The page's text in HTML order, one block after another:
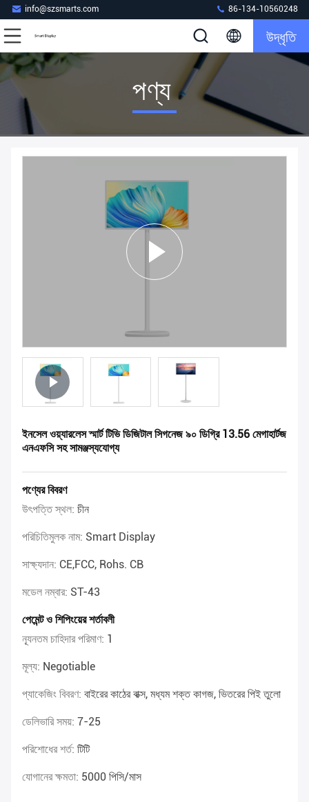
info@szsmarts.com 86-134-10560248
উদ্ধৃতি
পণ্য
ইনসেল ওয়্যারলেস স্মার্ট টিভি ডিজিটাল সিগনেজ ৯০ ডিগ্রি 13.56 মেগাহার্টজ
এনএফসি সহ সামঞ্জস্যযোগ্য
পণ্যের বিবরণ
উৎপত্তি স্থল: চীন
পরিচিতিমুলক নাম: Smart Display
সাক্ষ্যদান: CE,FCC, Rohs. CB
মডেল নম্বার: ST-43
পেমেন্ট ও শিপিংয়ের শর্তাবলী
ন্যূনতম চাহিদার পরিমাণ: 1
মূল্য: Negotiable
প্যাকেজিং বিবরণ: বাইরের কাঠের বাক্স, মধ্যম শক্ত কাগজ, ভিতরের পিই তুলো
ডেলিভারি সময়: 7-25
পরিশোধের শর্ত: টিটি
যোগানের ক্ষমতা: 5000 পিসি/মাস